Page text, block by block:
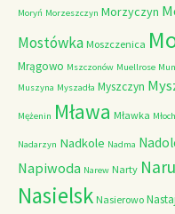
Moryń Morzeszczyn Morzyczyn
Mostówka Moszczenica
Mrągowo Mszczonów Muellrose
Muszyna Myszadła Myszczyn
Mężenin Mława Mławka
Nadarzyn Nadkole Nadma
Napiwoda Narew Narty
Nasielsk Nasierowo